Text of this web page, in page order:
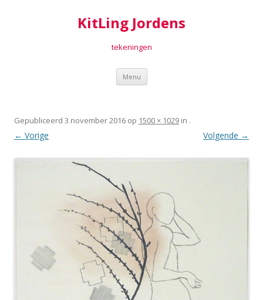
KitLing Jordens
tekeningen
Menu Spring
inhoud
Gepubliceerd 3 november 2016 op 1500 × 1029 in .
← Vorige Volgende →